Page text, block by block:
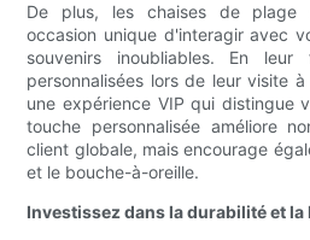
De plus, les chaises de plage
occasion unique d'interagir avec
souvenirs inoubliables. En leur
personnalisées lors de leur visite
une expérience VIP qui distingue
touche personnalisée améliore
client globale, mais encourage
et le bouche-à-oreille.
Investissez dans la durabilité et